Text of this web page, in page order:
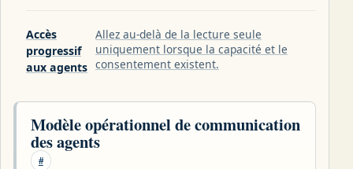
Accès
progressif
aux agents
Allez au-delà de la lecture seule
uniquement lorsque la capacité et le
consentement existent.
Modèle opérationnel de communication
des agents
#